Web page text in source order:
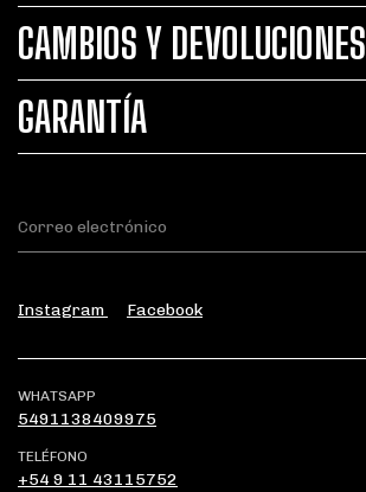
CAMBIOS Y DEVOLUCIONES
GARANTÍA
Instagram Facebook
WHATSAPP
5491138409975
TELÉFONO
+54 9 11 43115752